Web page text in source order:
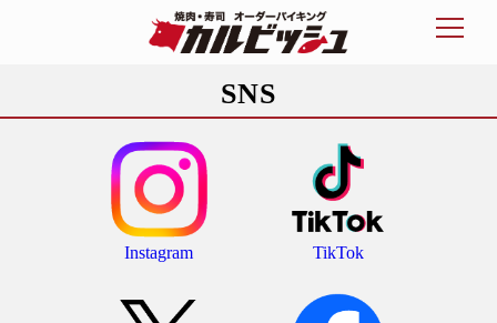
SNS
Instagram TikTok